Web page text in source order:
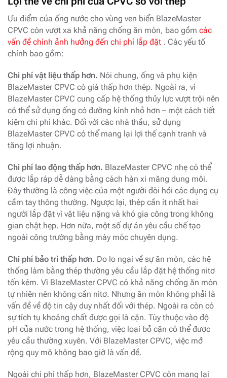
Ưu điểm của ống nước cho vùng ven biển BlazeMaster
CPVC còn vượt xa khả năng chống ăn mòn, bao gồm các
vấn đề chính ảnh hưởng đến chi phí lắp đặt . Các yếu tố
chính bao gồm:
Chi phí vật liệu thấp hơn. Nói chung, ống và phụ kiện
BlazeMaster CPVC có giá thấp hơn thép. Ngoài ra, vì
BlazeMaster CPVC cung cấp hệ thống thủy lực vượt trội nên
có thể sử dụng ống có đường kính nhỏ hơn – một cách tiết
kiệm chi phí khác. Đối với các nhà thầu, sử dụng
BlazeMaster CPVC có thể mang lại lợi thế cạnh tranh và
tăng lợi nhuận.
Chi phí lao động thấp hơn. BlazeMaster CPVC nhẹ có thể
được lắp ráp dễ dàng bằng cách hàn xi măng dung môi.
Đây thường là công việc của một người đòi hỏi các dụng cụ
cầm tay thông thường. Ngược lại, thép cần ít nhất hai
người lắp đặt vì vật liệu nặng và khó gia công trong không
gian chật hẹp. Hơn nữa, một số dự án yêu cầu chế tạo
ngoài công trường bằng máy móc chuyên dụng.
Chi phí bảo trì thấp hơn. Do lo ngại về sự ăn mòn, các hệ
thống làm bằng thép thường yêu cầu lắp đặt hệ thống nitơ
tốn kém. Vì BlazeMaster CPVC có khả năng chống ăn mòn
tự nhiên nên không cần nitơ. Nhưng ăn mòn không phải là
vấn đề về độ tin cậy duy nhất đối với thép. Ngoài ra còn có
sự tích tụ khoáng chất được gọi là cặn. Tùy thuộc vào độ
pH của nước trong hệ thống, việc loại bỏ cặn có thể được
yêu cầu thường xuyên. Với BlazeMaster CPVC, việc mở
rộng quy mô không bao giờ là vấn đề.
Ngoài chi phí thấp hơn, BlazeMaster CPVC còn mang lại